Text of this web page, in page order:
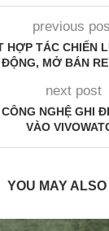
previous
HỢP TÁC CHIẾN
ĐỘNG, MỞ BÁN
next post
NGHỆ GHI
VÀO
YOU MAY